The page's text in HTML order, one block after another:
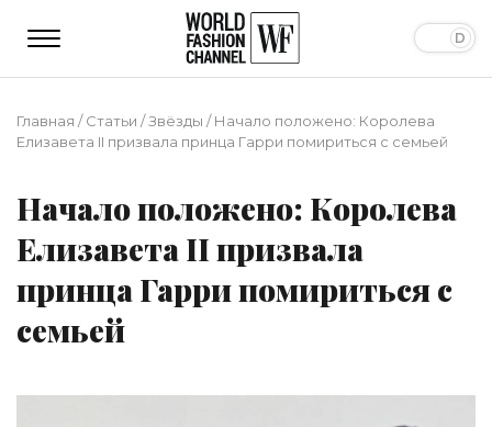
Главная /Статьи /Звёзды /Начало положено: Королева
Елизавета II призвала принца Гарри помириться с семьей
Начало положено: Королева
Елизавета II призвала
принца Гарри помириться с
семьей